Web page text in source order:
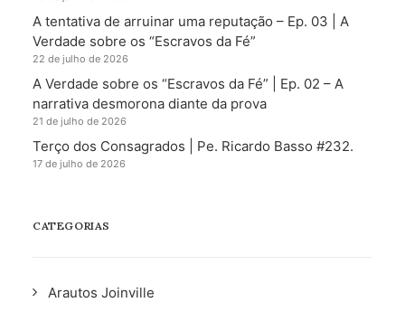
A tentativa de arruinar uma reputação – Ep. 03 | A
Verdade sobre os “Escravos da Fé”
22 de julho de 2026
A Verdade sobre os “Escravos da Fé” | Ep. 02 – A
narrativa desmorona diante da prova
21 de julho de 2026
Terço dos Consagrados | Pe. Ricardo Basso #232.
17 de julho de 2026
CATEGORIAS
Arautos Joinville